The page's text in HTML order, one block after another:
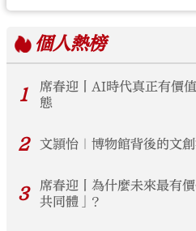
個人熱榜
1
席春迎丨AI時代真正有價
態
2 文頴怡｜博物館背後的文
3
席春迎丨為什麼未來最有
共同體」？